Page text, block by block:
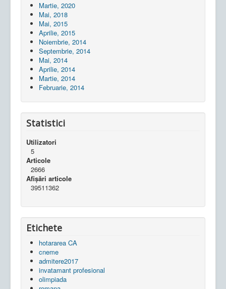
Martie, 2020
Mai, 2018
Mai, 2015
Aprilie, 2015
Noiembrie, 2014
Septembrie, 2014
Mai, 2014
Aprilie, 2014
Martie, 2014
Februarie, 2014
Statistici
Utilizatori
5
Articole
2666
Afișări articole
39511362
Etichete
hotararea CA
cneme
admitere2017
invatamant profesional
olimpiada